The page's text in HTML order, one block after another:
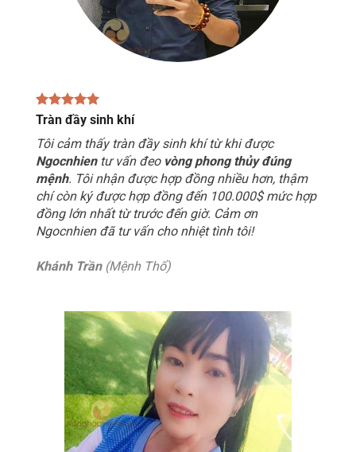
Tràn đầy sinh khí
Tôi cảm thấy tràn đầy sinh khí từ khi được
Ngocnhientư vấn đeo vòng phong thủy đúng
mệnh. Tôi nhận được hợp đồng nhiều hơn, thậm
chí còn ký được hợp đồng đến 100.000$ mức hợp
đồng lớn nhất từ trước đến giờ. Cảm ơn
Ngocnhien đã tư vấn cho nhiệt tình tôi!
Khánh Trần(Mệnh Thổ)